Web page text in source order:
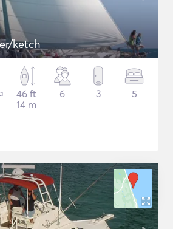
ketch
46 ft
14 m
6 3 5